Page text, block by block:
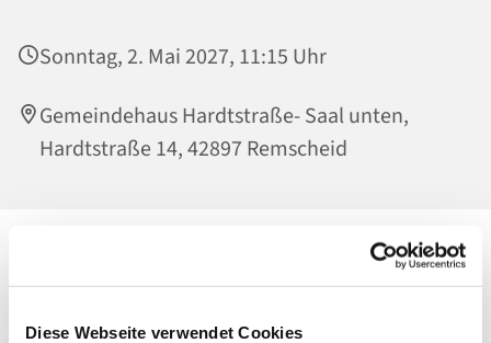
Diese Webseite verwendet Cookies
Sonntag, 2. Mai 2027, 11:15 Uhr
Gemeindehaus Hardtstraße- Saal unten,
Hardtstraße 14, 42897 Remscheid